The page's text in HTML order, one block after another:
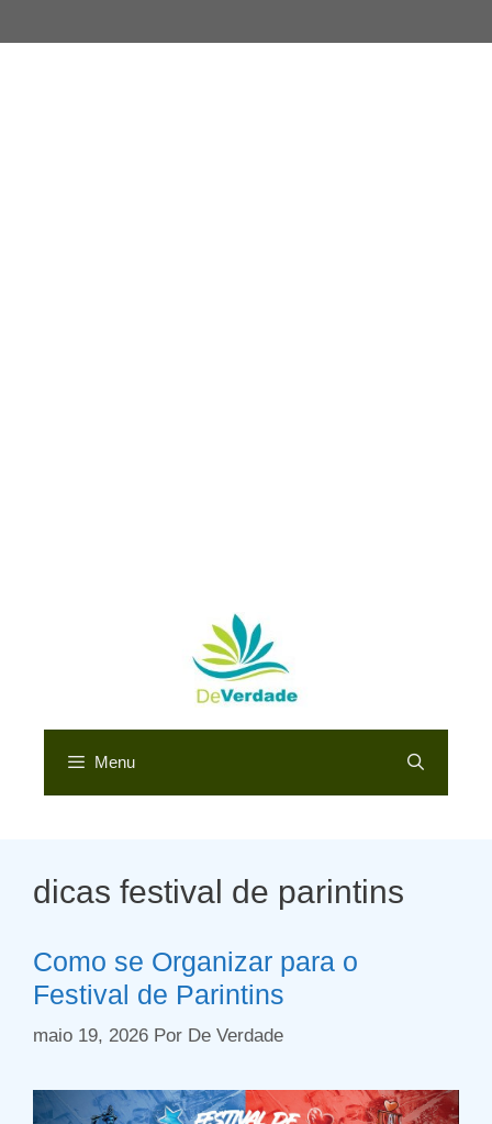
para
Menu
dicas festival de parintins
Como se Organizar para o
Festival de Parintins
maio 19, 2026 Por De Verdade